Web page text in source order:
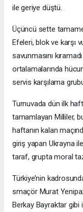
ile geriye düştü.
Üçüncü sette
Efeleri, blok ve karşı
savunmasını
ortalamalarında
servis karşılama
Turnuvada dün ilk
tamamlayan Milliler,
haftanın kalan
giriş yapan Ukrayna
taraf, grupta moral
Türkiye’nin
smaçör Murat
Berkay Bayraktar gibi